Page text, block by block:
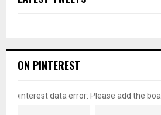
ON PINTEREST
pinterest data error: Please add the